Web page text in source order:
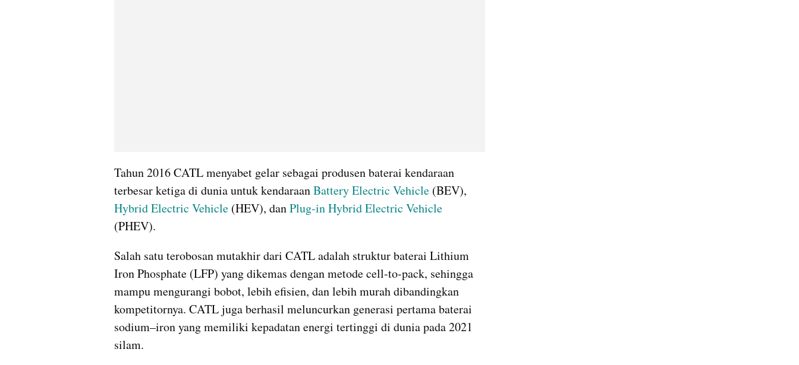
Tahun 2016 CATL menyabet gelar sebagai produsen baterai kendaraan
terbesar ketiga di dunia untuk kendaraan Battery Electric Vehicle
Hybrid Electric Vehicle (HEV), dan Plug-in Hybrid Electric Vehicle
(PHEV).
Salah satu terobosan mutakhir dari CATL adalah struktur baterai Lithium
Iron Phosphate (LFP) yang dikemas dengan metode cell-to-pack, sehingga
mampu mengurangi bobot, lebih efisien, dan lebih murah dibandingkan
kompetitornya. CATL juga berhasil meluncurkan generasi pertama baterai
sodium–iron yang memiliki kepadatan energi tertinggi di dunia pada 2021
silam.